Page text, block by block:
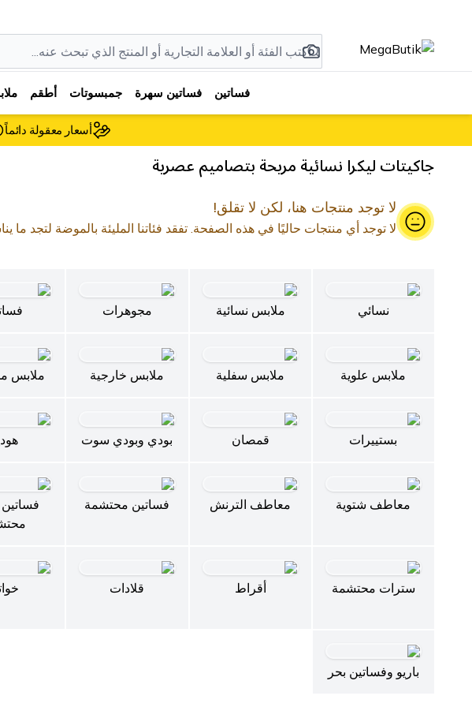
فساتين فساتين سهرة جمبسوتات أطقم
أسعار معقولة دائماً
جاكيتات ليكرا نسائية مريحة بتصاميم عصرية
لا توجد منتجات هنا، لكن لا تقلق!
لا توجد أي منتجات حاليًا في هذه الصفحة. تفقد فئاتنا المليئة بالموضة لتجد ما
نسائي ملابس نسائية مجوهرات
ملابس علوية ملابس سفلية ملابس خارجية ملابس
بستييرات قمصان بودي وبودي سوت
معاطف شتوية معاطف الترنش فساتين محتشمة
سترات محتشمة أقراط قلادات
باريو وفساتين بحر